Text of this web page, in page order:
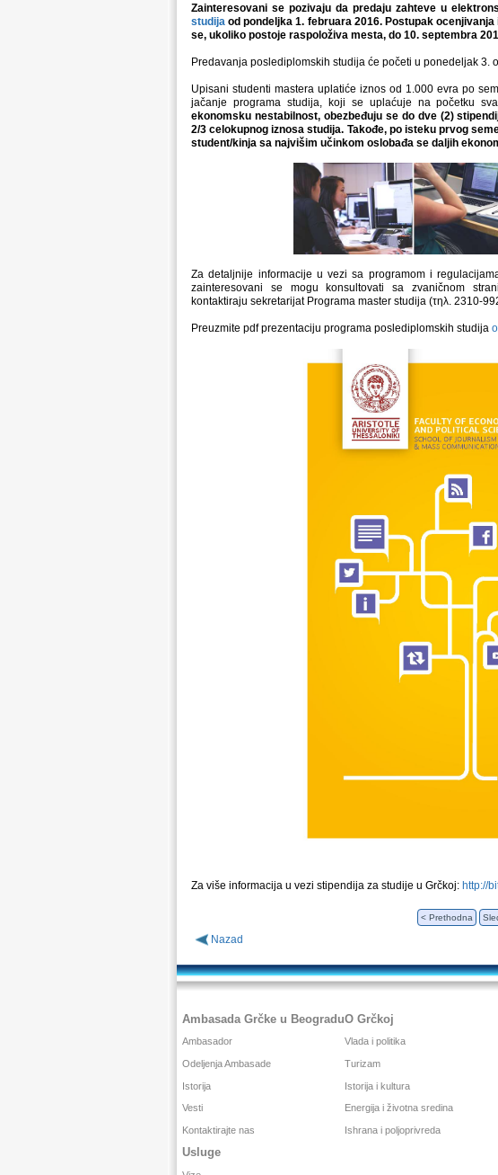
Zainteresovani se pozivaju da predaju zahteve u
studija od pondeljka 1. februara 2016. Postupak
se, ukoliko postoje raspoloživa mesta, do 10. septembra
Predavanja poslediplomskih studija će početi u ponedeljak 3.
Upisani studenti mastera uplatiće iznos od 1.000 evra po
jačanje programa studija, koji se uplaćuje na početku
ekonomsku nestabilnost, obezbeđuju se do dve (2)
2/3 celokupnog iznosa studija. Takođe, po isteku prvog
student/kinja sa najvišim učinkom oslobađa se daljih
Za detaljnije informacije u vezi sa programom i
zainteresovani se mogu konsultovati sa zvaničnom
kontaktiraju sekretarijat Programa master studija (τηλ. 2310-
Preuzmite pdf prezentaciju programa poslediplomskih studija
Za više informacija u vezi stipendija za studije u Grčkoj: http://
< Prethodna
Nazad
Ambasada Grčke u Beogradu
Ambasador
Odeljenja Ambasade
Istorija
Vesti
Kontaktirajte nas
O Grčkoj
Vlada i politika
Turizam
Istorija i kultura
Energija i životna sredina
Ishrana i poljoprivreda
Usluge